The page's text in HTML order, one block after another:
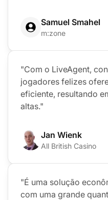
Samuel Smahel
m:zone
"Com o LiveAgent,
jogadores felizes
eficiente, resultando
altas."
Jan Wienk
All British Casino
"É uma solução
com uma grande